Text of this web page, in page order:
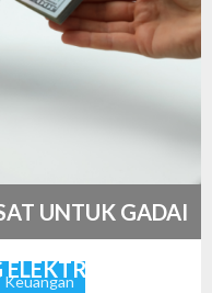
UNTUK GADAI
Keuangan